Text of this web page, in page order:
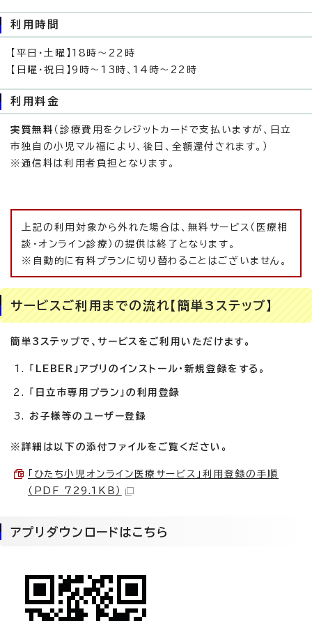
利用時間
【平日・土曜】18時～22時
【日曜・祝日】9時～13時、14時～22時
利用料金
実質無料 （診療費用をクレジットカードで支払いますが、日立
市独自の小児マル福により、後日、全額還付されます。）
※通信料は利用者負担となります。
上記の利用対象から外れた場合は、無料サービス（医療相
談・オンライン診療）の提供は終了となります。
※自動的に有料プランに切り替わることはございません。
サービスご利用までの流れ【簡単3ステップ】
簡単3ステップで、サービスをご利用いただけます。
「LEBER」アプリのインストール・新規登録をする。
「日立市専用プラン」の利用登録
お子様等のユーザー登録
※詳細は以下の添付ファイルをご覧ください。
「ひたち小児オンライン医療サービス」利用登録の手順
（PDF 729.1KB）
アプリダウンロードはこちら